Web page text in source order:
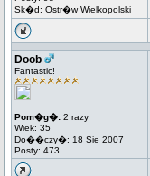
Sk�d: Ostr�w Wielkopolski
Doob
Fantastic!
Pom�g�: 2 razy
Wiek: 35
Do��czy�: 18 Sie 2007
Posty: 473